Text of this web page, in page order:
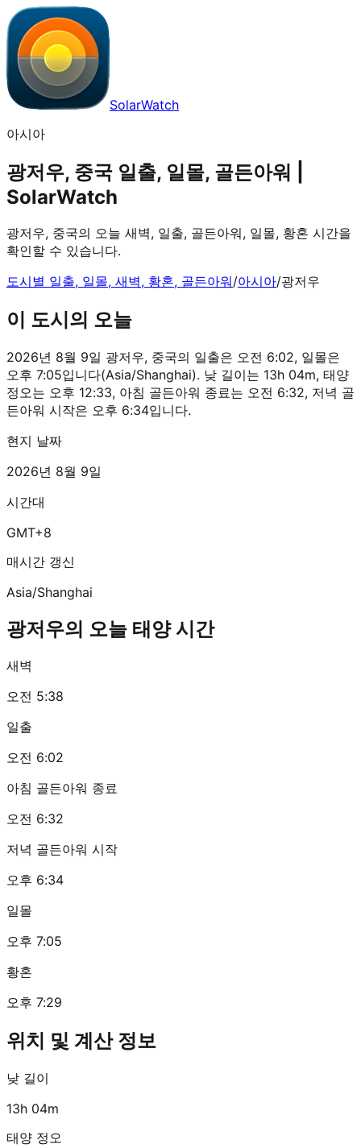
SolarWatch
아시아
광저우, 중국 일출, 일몰, 골든아워 |
SolarWatch
광저우, 중국의 오늘 새벽, 일출, 골든아워, 일몰, 황혼 시간을
확인할 수 있습니다.
도시별 일출, 일몰, 새벽, 황혼, 골든아워/아시아/광저우
이 도시의 오늘
2026년 8월 9일 광저우, 중국의 일출은 오전 6:02, 일몰은
오후 7:05입니다(Asia/Shanghai). 낮 길이는 13h 04m, 태양
정오는 오후 12:33, 아침 골든아워 종료는 오전 6:32, 저녁 골
든아워 시작은 오후 6:34입니다.
현지 날짜
2026년 8월 9일
시간대
GMT+8
매시간 갱신
Asia/Shanghai
광저우의 오늘 태양 시간
새벽
오전 5:38
일출
오전 6:02
아침 골든아워 종료
오전 6:32
저녁 골든아워 시작
오후 6:34
일몰
오후 7:05
황혼
오후 7:29
위치 및 계산 정보
낮 길이
13h 04m
태양 정오